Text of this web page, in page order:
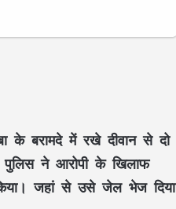
के बरामदे में रखे दीवान से दो
ने आरोपी के खिलाफ
जहां से उसे जेल भेज दिया